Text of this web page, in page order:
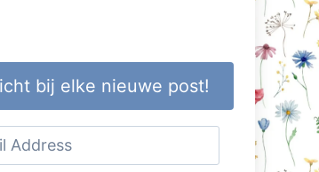
bij elke nieuwe post!